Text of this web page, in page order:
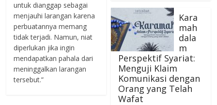
untuk dianggap sebagai
menjauhi larangan karena
perbuatannya memang
tidak terjadi. Namun, niat
diperlukan jika ingin
mendapatkan pahala dari
meninggalkan larangan
tersebut.”
Kara
mah
dala
m
Perspektif Syariat:
Menguji Klaim
Komunikasi dengan
Orang yang Telah
Wafat